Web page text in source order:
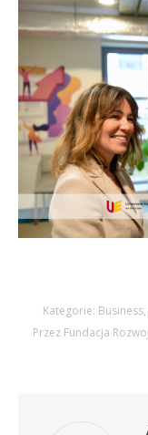
Kategorie: Business,
Przez Fundacja